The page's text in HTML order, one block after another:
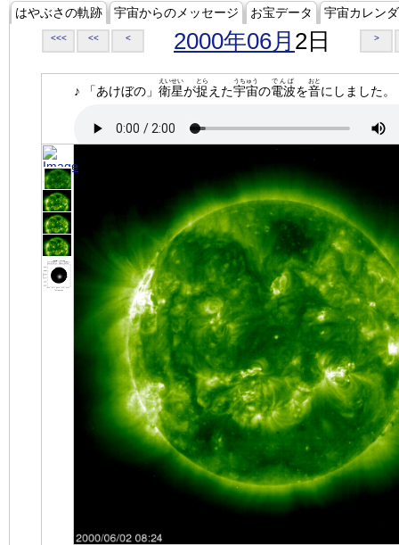
はやぶさの軌跡 宇宙からのメッセージ お宝データ 宇宙カレン
<<< << < 2000年06月 2日 >
♪ 「あけぼの」 衛星
えいせい
が捉
とら
えた宇宙
うちゅう
の電波
でんぱ
を音
おと
にしました。